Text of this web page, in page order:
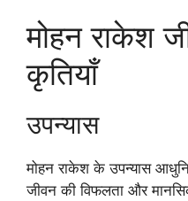
मोहन राकेश
कृतियाँ
उपन्यास
मोहन राकेश के उपन्यास
जीवन की विफलता और